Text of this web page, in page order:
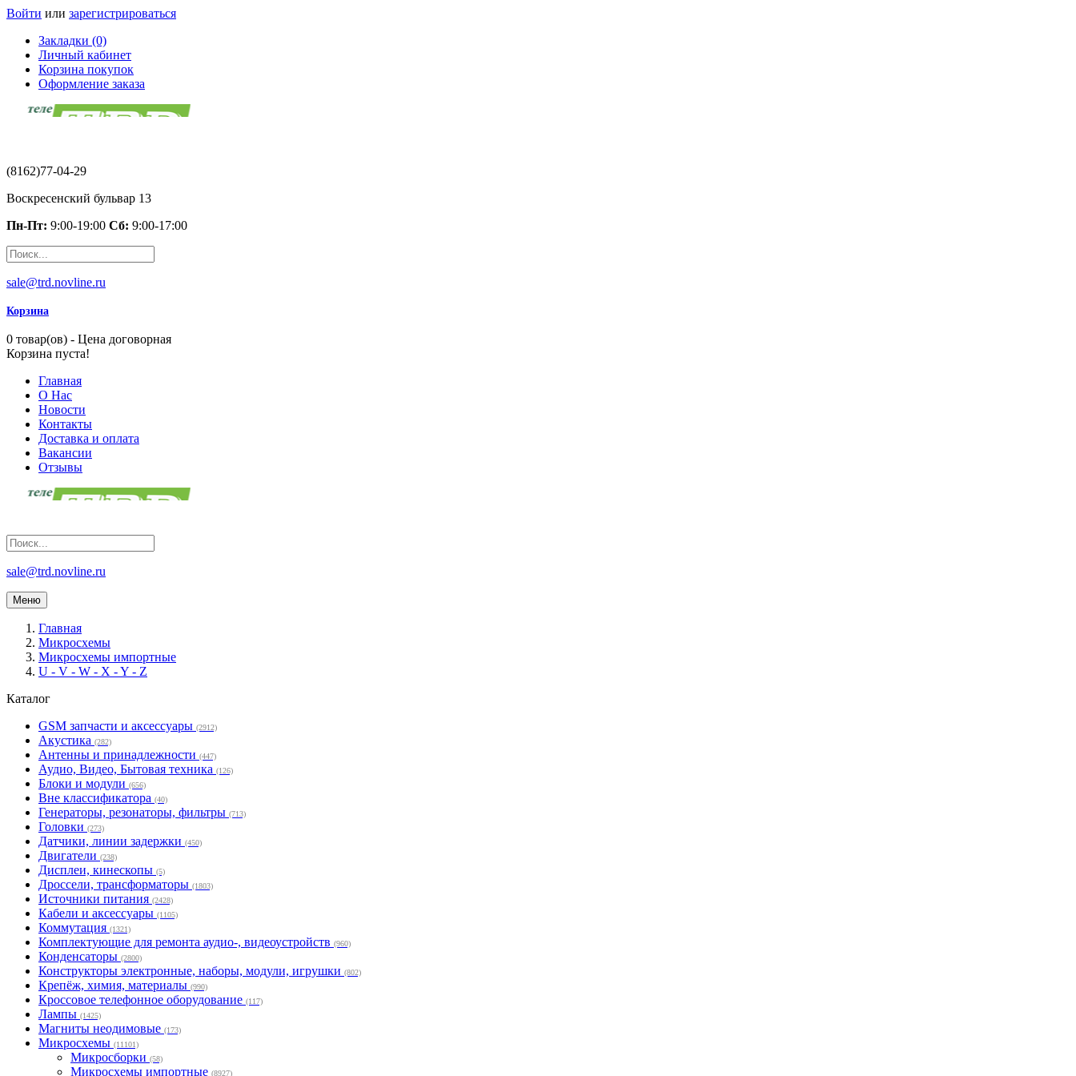
Войти или зарегистрироваться
Закладки (0)
Личный кабинет
Корзина покупок
Оформление заказа
(8162)77-04-29
Воскресенский бульвар 13
Пн-Пт: 9:00-19:00 Сб: 9:00-17:00
sale@trd.novline.ru
Корзина
0 товар(ов) - Цена договорная
Корзина пуста!
Главная
О Нас
Новости
Контакты
Доставка и оплата
Вакансии
Отзывы
sale@trd.novline.ru
Меню
Главная
Микросхемы
Микросхемы импортные
U - V - W - X - Y - Z
Каталог
GSM запчасти и аксессуары (2912)
Акустика (282)
Антенны и принадлежности (447)
Аудио, Видео, Бытовая техника (126)
Блоки и модули (656)
Вне классификатора (40)
Генераторы, резонаторы, фильтры (713)
Головки (273)
Датчики, линии задержки (450)
Двигатели (238)
Дисплеи, кинескопы (5)
Дроссели, трансформаторы (1803)
Источники питания (2428)
Кабели и аксессуары (1105)
Коммутация (1321)
Комплектующие для ремонта аудио-, видеоустройств (960)
Конденсаторы (2800)
Конструкторы электронные, наборы, модули, игрушки (802)
Крепёж, химия, материалы (990)
Кроссовое телефонное оборудование (117)
Лампы (1425)
Магниты неодимовые (173)
Микросхемы (11101)
Микросборки (58)
Микросхемы импортные (8927)